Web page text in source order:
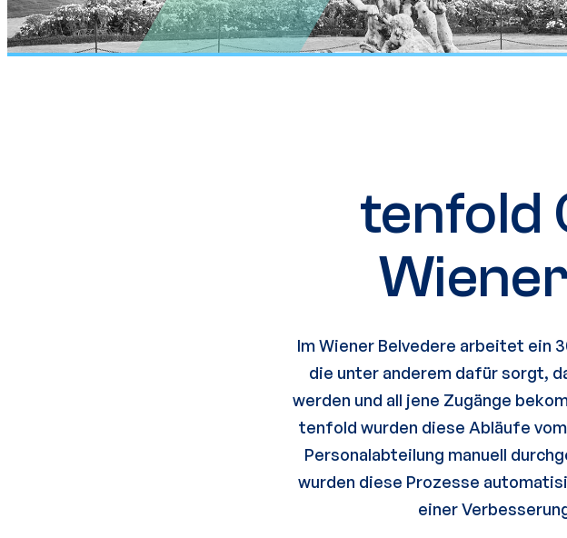
tenfold
Im Wiener Belvedere arbeitet ein
die unter anderem dafür sorgt,
werden und all jene Zugänge
tenfold wurden diese Abläufe
Personalabteilung manuell
wurden diese Prozesse
einer